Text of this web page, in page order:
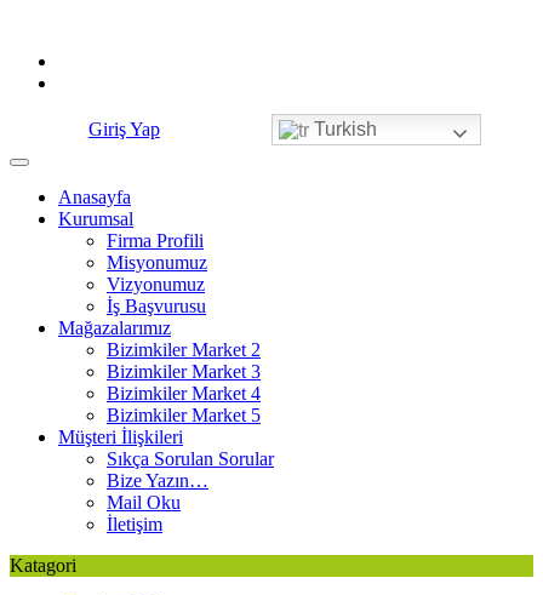
content
Giriş Yap Turkish
Anasayfa
Kurumsal
Firma Profili
Misyonumuz
Vizyonumuz
İş Başvurusu
Mağazalarımız
Bizimkiler Market 2
Bizimkiler Market 3
Bizimkiler Market 4
Bizimkiler Market 5
Müşteri İlişkileri
Sıkça Sorulan Sorular
Bize Yazın…
Mail Oku
İletişim
Katagori